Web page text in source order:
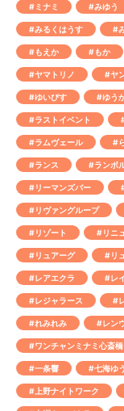
#ミナミ #みゆう
#みるくはうす #
#もえか #もか
#ヤマトリノ #ヤ
#ゆいぴす #ゆう
#ラストイベント
#ラムヴェール #
#ランス #ランボ
#リーマンズバー
#リヴァングループ
#リゾート #リニ
#リュアーグ #リ
#レアエクラ #レ
#レジャラース #
#れみれみ #レン
#ワンチャンミナミ心斎橋
#一条響 #七海ゆ
#上野ナイトワーク